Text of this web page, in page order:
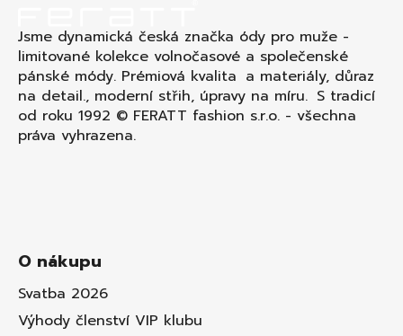
Jsme dynamická česká značka ódy pro muže -
limitované kolekce volnočasové a společenské
pánské módy. Prémiová kvalita a materiály, důraz
na detail., moderní střih, úpravy na míru. S tradicí
od roku 1992 © FERATT fashion s.r.o. - všechna
práva vyhrazena.
O nákupu
Svatba 2026
Výhody členství VIP klubu